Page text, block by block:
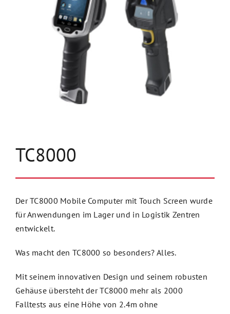
Unternehmen
TC8000
Der TC8000 Mobile Computer mit Touch Screen wurde
für Anwendungen im Lager und in Logistik Zentren
entwickelt.
Was macht den TC8000 so besonders? Alles.
Mit seinem innovativen Design und seinem robusten
Gehäuse übersteht der TC8000 mehr als 2000
Falltests aus eine Höhe von 2.4m ohne